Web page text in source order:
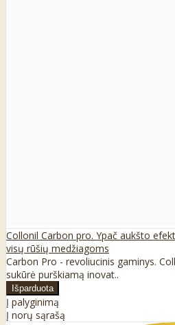
Collonil Carbon pro. Ypač aukšto
visų rūšių medžiagoms
Carbon Pro - revoliucinis gaminys.
sukūrė purškiamą inovat..
Į palyginimą
Į norų sąrašą